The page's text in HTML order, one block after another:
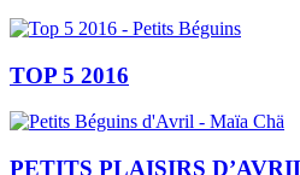
TOP 5 2016
PETITS PLAISIRS